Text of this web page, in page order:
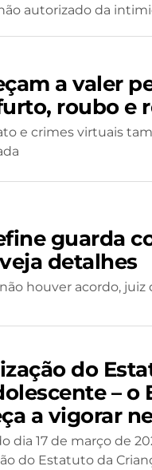
autorizado da
a valer
roubo e
e crimes virtuais
guarda
detalhes
houver acordo,
do
– o
a vigorar
dia 17 de março de
do Estatuto da